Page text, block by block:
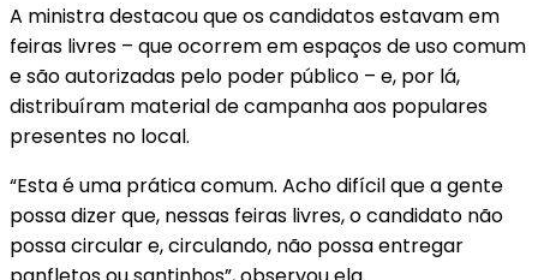
A ministra destacou que os candidatos estavam em
feiras livres – que ocorrem em espaços de uso comum
e são autorizadas pelo poder público – e, por lá,
distribuíram material de campanha aos populares
presentes no local.
“Esta é uma prática comum. Acho difícil que a gente
possa dizer que, nessas feiras livres, o candidato não
possa circular e, circulando, não possa entregar